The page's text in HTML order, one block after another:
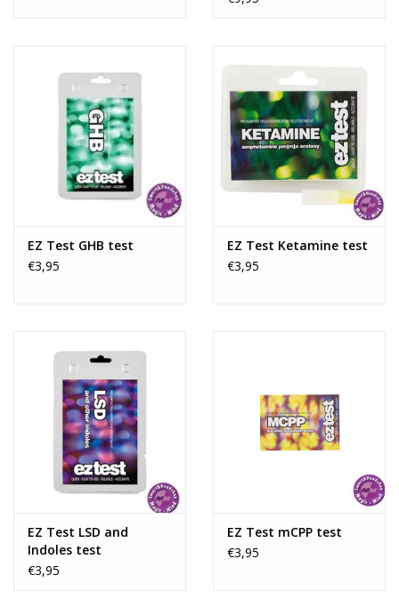
Als uw ongeopende ampul beschadigd is, neem dan contact op
met de winkel waar deze is gekocht.
Instructies:
Er zijn 4 snelle en gemakkelijke stappen om te volgen:
(1) Breek de ampul open.
(3) Doe het plastic deksel erop en schud goed.
(4) Vergelijk de kleurverandering met de grafiek.
De EZ-testkits zijn puur een leidraad om een stof te helpen
analyseren. Het wordt aangeraden om geen enkele stof aan te
raken en uitgebreide laboratoriumtests van monsters worden
aanbevolen voor meer gedetailleerde resultaten.
EZ Test GHB test
€3,95
EZ Test Ketamine test
€3,95
EZ Test LSD and
Indoles test
€3,95
EZ Test mCPP test
€3,95